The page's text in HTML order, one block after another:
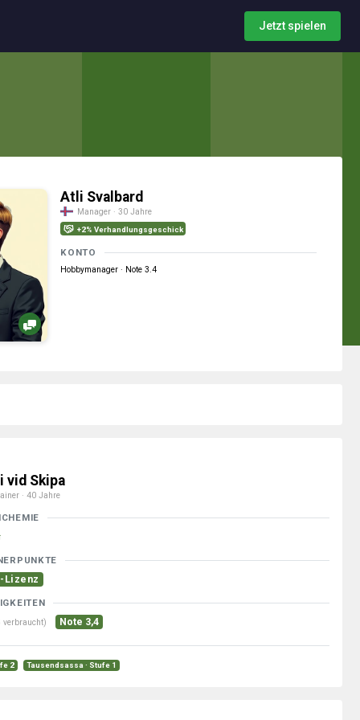
Jetzt spielen
Atli Svalbard
Manager · 30 Jahre
+2% Verhandlungsgeschick
KONTO
Hobbymanager · Note 3.4
vid Skipa
· 40 Jahre
Lizenz
verbraucht) Note 3,4
2 Tausendsassa · Stufe 1